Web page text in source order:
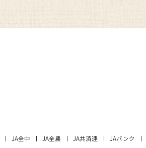
JA全中 JA全農 JA共済連 JAバンク